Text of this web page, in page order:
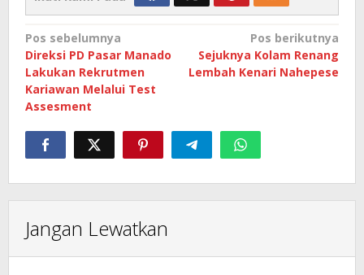
Navigasi
pos
Pos sebelumnya
Direksi PD Pasar Manado
Lakukan Rekrutmen
Kariawan Melalui Test
Assesment
Pos berikutnya
Sejuknya Kolam Renang
Lembah Kenari Nahepese
Jangan Lewatkan